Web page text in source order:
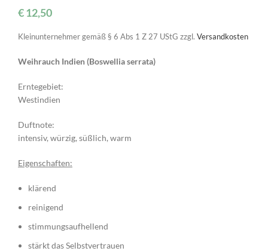
€12,50
Kleinunternehmer gemäß § 6 Abs 1 Z 27 UStG zzgl. Versandkosten
Weihrauch Indien (Boswellia serrata)
Erntegebiet:
Westindien
Duftnote:
intensiv, würzig, süßlich, warm
Eigenschaften:
klärend
reinigend
stimmungsaufhellend
stärkt das Selbstvertrauen